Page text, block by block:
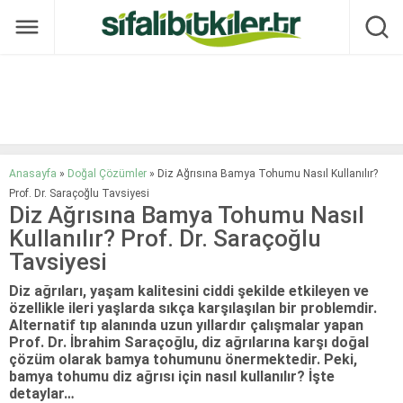
Anasayfa » Doğal Çözümler » Diz Ağrısına Bamya Tohumu Nasıl Kullanılır?
Prof. Dr. Saraçoğlu Tavsiyesi
Diz Ağrısına Bamya Tohumu Nasıl
Kullanılır? Prof. Dr. Saraçoğlu
Tavsiyesi
Diz ağrıları, yaşam kalitesini ciddi şekilde etkileyen ve
özellikle ileri yaşlarda sıkça karşılaşılan bir problemdir.
Alternatif tıp alanında uzun yıllardır çalışmalar yapan
Prof. Dr. İbrahim Saraçoğlu, diz ağrılarına karşı doğal
çözüm olarak bamya tohumunu önermektedir. Peki,
bamya tohumu diz ağrısı için nasıl kullanılır? İşte
detaylar…